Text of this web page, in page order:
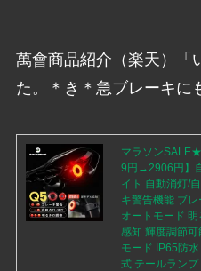
萬會商品紹介（楽天）「
た。＊き＊急ブレーキに
マラソン
9円→2906円】
イト 自動消灯/
キ警告機能 ブ
オートモード
感知 輝度調節
モード IP65防
式 テールランプ